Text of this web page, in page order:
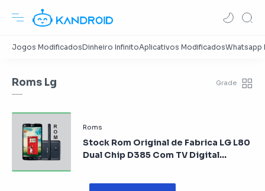
Roms Lg
Stock Rom Original de Fabrica LG L80
Dual Chip D385 Com TV Digital